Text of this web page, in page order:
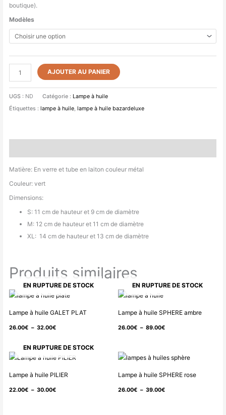
boutique).
Modèles
AJOUTER AU PANIER
UGS : ND Catégorie : Lampe à huile
Étiquettes :lampe à huile,lampe à huile bazardeluxe
Matière: En verre et tube en laiton couleur métal
Couleur: vert
Dimensions:
S: 11 cm de hauteur et 9 cm de diamètre
M: 12 cm de hauteur et 11 cm de diamètre
XL: 14 cm de hauteur et 13 cm de diamètre
Produits similaires
EN RUPTURE DE STOCK
Lampe à huile GALET PLAT
26.00€ – 32.00€
Plage
26.00€
32.00€
EN RUPTURE DE STOCK
Lampe à huile SPHERE ambre
26.00€ – 89.00€
26.00€
89.00€
EN RUPTURE DE STOCK
Lampe à huile PILIER
22.00€ – 30.00€
Plage
22.00€
Lampe à huile SPHERE rose
26.00€ – 39.00€
Plage
26.00€